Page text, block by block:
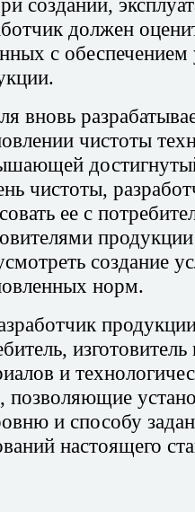
должен
с
вновь
чистоты
чистоты,
ее с
создание
норм.
и
позволяющие
и способу
настоящего